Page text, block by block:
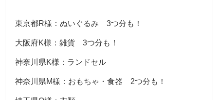
東京都R様：ぬいぐるみ 3つ分も！
大阪府K様：雑貨 3つ分も！
神奈川県K様：ランドセル
神奈川県M様：おもちゃ・食器 2つ分も！